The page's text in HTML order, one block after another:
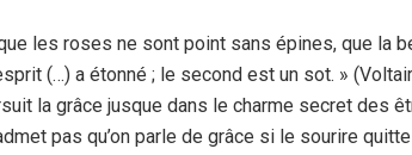
les roses ne sont point sans épines, que la
(…) a étonné ; le second est un sot. »
la grâce jusque dans le charme secret des
pas qu’on parle de grâce si le sourire